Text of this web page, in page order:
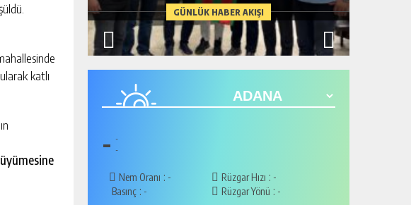
katlı
GÜNLÜK HABER AKIŞI
- -
-
Nem Oranı : -
Basınç : -
Rüzgar Hızı : -
Rüzgar Yönü : -